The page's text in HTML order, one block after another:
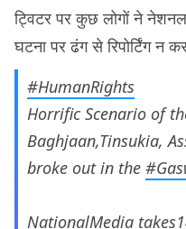
ट्विटर पर कुछ लोगों ने
घटना पर ढंग से रिपोर्टिंग न
#HumanRights
Horrific Scenario of
Baghjaan,Tinsukia,
broke out in the
NationalMedia